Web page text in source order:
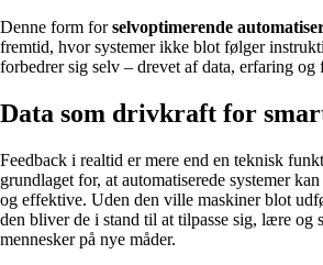
Denne form forselvoptimerende
fremtid, hvor systemer ikke blot følger
forbedrer sig selv – drevet af data, erfaring og
Data som drivkraft for
Feedback i realtid er mere end en teknisk
grundlaget for, at automatiserede systemer
og effektive. Uden den ville maskiner blot
den bliver de i stand til at tilpasse sig, lære og
mennesker på nye måder.